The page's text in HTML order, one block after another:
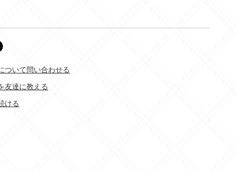
ついて問い合わせる
友達に教える
ける